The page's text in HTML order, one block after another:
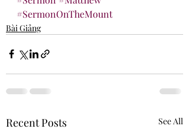
#SermonOnTheMount
Bài Giảng
Recent Posts See All